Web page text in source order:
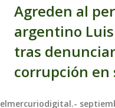
Agreden al
argentino
tras
corrupción en
elmercuriodigital.-